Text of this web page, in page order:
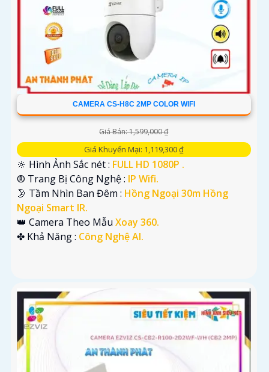
CAMERA CS-H8C 2MP COLOR WIFI
Giá Bán: 1,599,000 ₫
Giá Khuyến Mại: 1,119,300 ₫
🔆 Hình Ảnh Sắc nét : FULL HD 1080P .
®️ Trang Bị Công Nghệ : IP Wifi.
🌛 Tầm Nhìn Ban Đêm : Hồng Ngoại 30m Hồng
Ngoại Smart IR.
👑 Camera Theo Mẫu Xoay 360.
️✤ Khả Năng : Công Nghệ AI.